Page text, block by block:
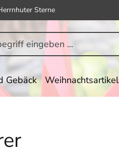
Sterne
Gebäck Weihnachtsartikel